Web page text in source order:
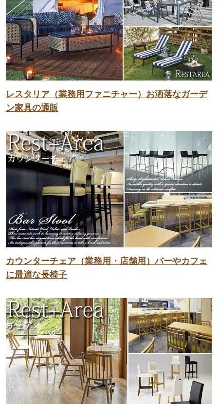
レスタリア（業務用ファニチャー）お洒落なガーデ
ン家具の通販
カウンターチェア（業務用・店舗用）バーやカフェ
に最適な長椅子